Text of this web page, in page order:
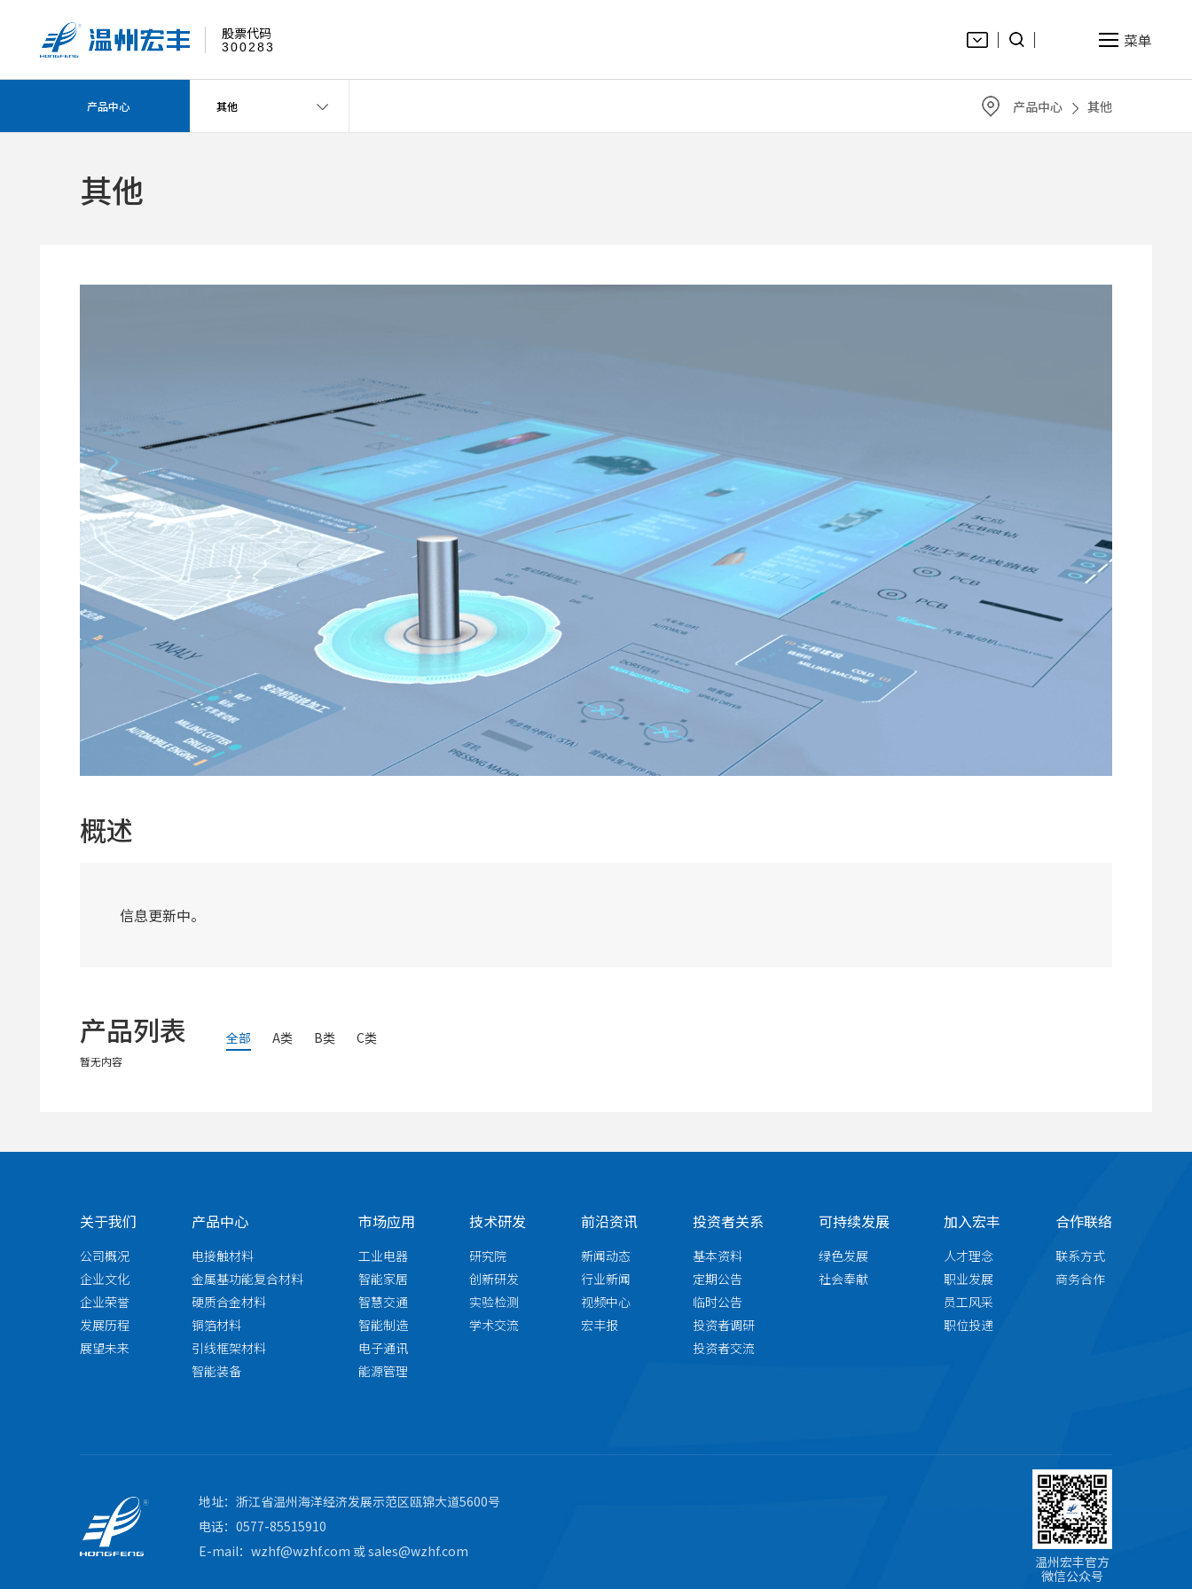
股票代码
300283 菜单
产品中心 其他 产品中心 其他
其他
概述
信息更新中。
产品列表 全部 A类 B类 C类
暂无内容
关于我们
公司概况
企业文化
企业荣誉
发展历程
展望未来
产品中心
电接触材料
金属基功能复合材料
硬质合金材料
铜箔材料
引线框架材料
智能装备
市场应用
工业电器
智能家居
智慧交通
智能制造
电子通讯
能源管理
技术研发
研究院
创新研发
实验检测
学术交流
前沿资讯
新闻动态
行业新闻
视频中心
宏丰报
投资者关系
基本资料
定期公告
临时公告
投资者调研
投资者交流
可持续发展
绿色发展
社会奉献
加入宏丰
人才理念
职业发展
员工风采
职位投递
合作联络
联系方式
商务合作
地址：浙江省温州海洋经济发展示范区瓯锦大道5600号
电话：0577-85515910
E-mail：wzhf@wzhf.com 或 sales@wzhf.com
温州宏丰官方
微信公众号